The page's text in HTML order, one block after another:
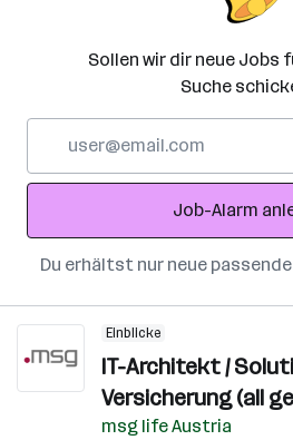
Sollen wir dir neue Jobs
Suche
Adresse
Job-Alarm
Du erhältst nur neue
Einblicke
IT-Architekt /
Versicherung (all
msg life Austria